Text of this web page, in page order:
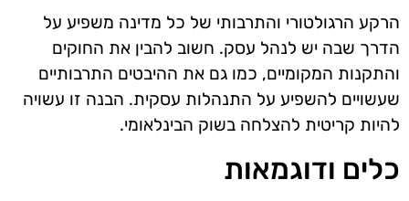
הרקע הרגולטורי והתרבותי של כל מדינה משפיע על
הדרך שבה יש לנהל עסק. חשוב להבין את החוקים
והתקנות המקומיים, כמו גם את ההיבטים התרבותיים
שעשויים להשפיע על התנהלות עסקית. הבנה זו עשויה
להיות קריטית להצלחה בשוק הבינלאומי.
כלים ודוגמאות